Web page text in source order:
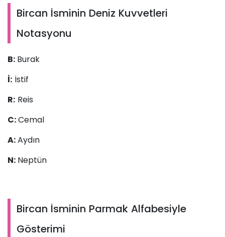
Bircan İsminin Deniz Kuvvetleri
Notasyonu
B: Burak
İ: İstif
R: Reis
C:Cemal
A:Aydın
N: Neptün
Bircan İsminin Parmak Alfabesiyle
Gösterimi